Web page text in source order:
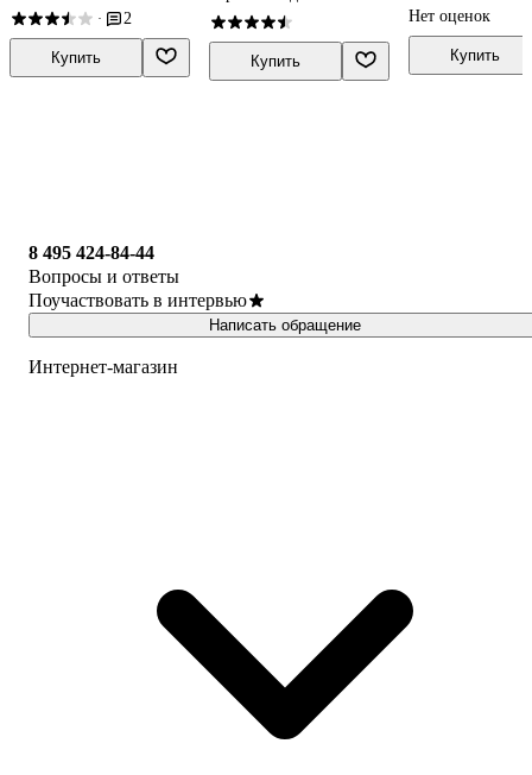
· 2
Купить
точечный, линейный,
зональный,
рефлекторно-
сегментарный, шиацу,
Купить
больных
Нет оценок
Купить
8 495 424-84-44
Вопросы и ответы
Поучаствовать в интервью
Написать обращение
Интернет-магазин